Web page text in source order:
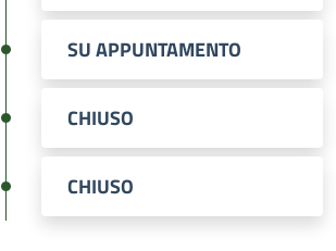
SU APPUNTAMENTO
CHIUSO
CHIUSO